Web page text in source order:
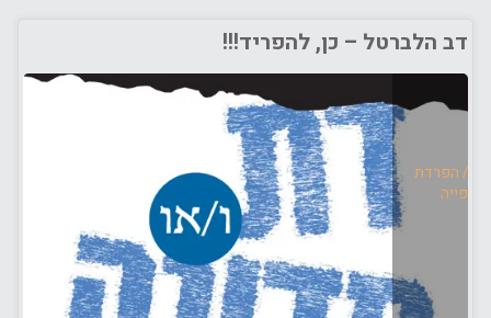
אולי
הפרדת
הדת
מהמדינה
סופסוף???"
דב הלברטל – כן, להפריד!!!
/ הפרדת
כפייה